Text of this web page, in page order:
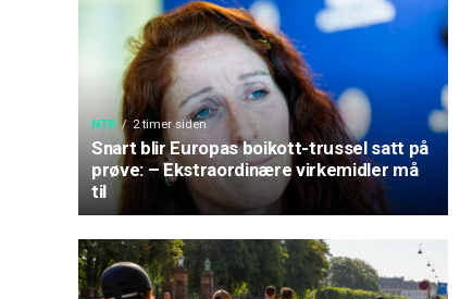
NTB 2 timer siden
Snart blir Europas boikott-trussel satt på
prøve: – Ekstraordinære virkemidler må
til